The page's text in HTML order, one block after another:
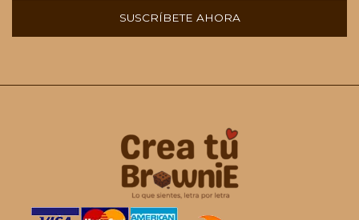
SUSCRÍBETE AHORA